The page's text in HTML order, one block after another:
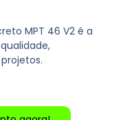
MPT 46 V2 é a